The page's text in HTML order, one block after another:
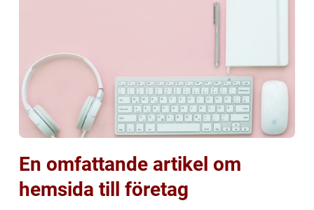
En omfattande artikel om
hemsida till företag